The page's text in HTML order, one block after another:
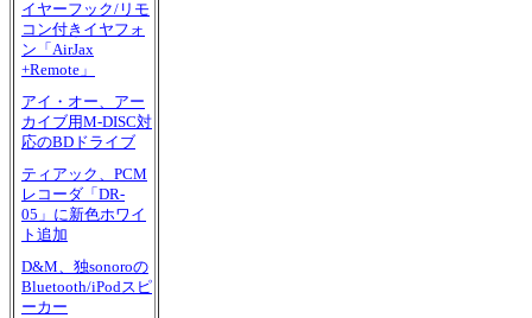
イヤーフック/リモ
コン付きイヤフォ
ン「AirJax
+Remote」
アイ・オー、アー
カイブ用M-DISC対
応のBDドライブ
ティアック、PCM
レコーダ「DR-
05」に新色ホワイ
ト追加
D&M、独sonoroの
Bluetooth/iPodスピ
ーカー